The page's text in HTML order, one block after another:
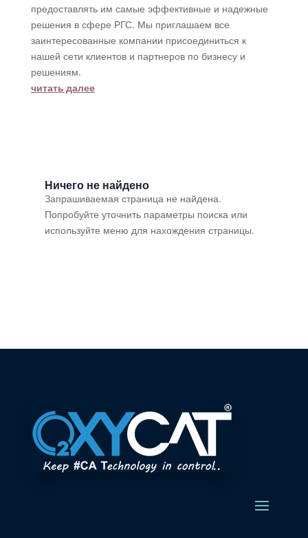
предоставлять им самые эффективные и надежные
решения в сфере РГС. Мы приглашаем все
заинтересованные компании присоединиться к
нашей сети клиентов и партнеров по бизнесу и
решениям.
читать далее
Ничего не найдено
Запрашиваемая страница не найдена.
Попробуйте уточнить параметры поиска или
используйте меню для нахождения страницы.